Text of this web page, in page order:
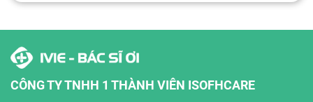
CÔNG TY TNHH 1 THÀNH VIÊN ISOFHCARE